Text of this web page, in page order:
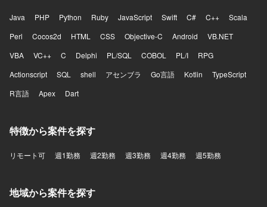
Java PHP Python Ruby JavaScript Swift C# C++
Scala
Perl
Cocos2d HTML CSS Objective-C Android
VB.NET
VBA
VC++ C Delphi PL/SQL COBOL PL/I
RPG
Actionscript
SQL shell アセンブラ Go言語 Kotlin
TypeScript
R言語
Apex Dart
特徴から案件を探す
リモート可 週1勤務 週2勤務 週3勤務 週4勤務 週5勤務
地域から案件を探す